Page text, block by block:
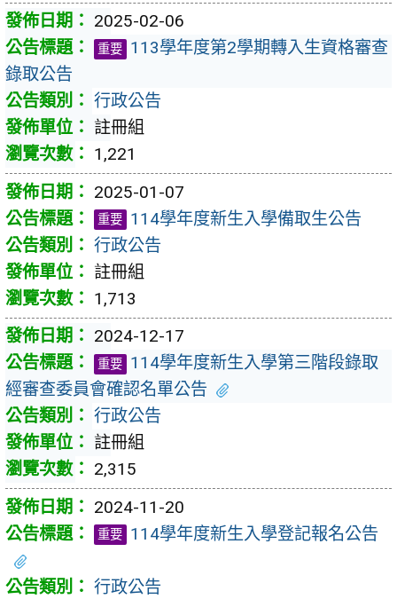
2025-02-06
重要 113學年度第2學期轉入生資格審查
錄取公告
行政公告
註冊組
1,221
2025-01-07
重要 114學年度新生入學備取生公告
行政公告
註冊組
1,713
2024-12-17
重要 114學年度新生入學第三階段錄取
經審查委員會確認名單公告
行政公告
註冊組
2,315
2024-11-20
重要 114學年度新生入學登記報名公告
行政公告